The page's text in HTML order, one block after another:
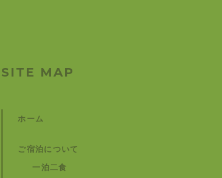
SITE MAP
ホーム
ご宿泊について
一泊二食